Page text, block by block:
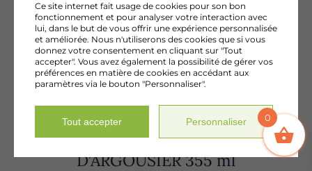
ARGOUILLE 355 ML
4,35$ + tx
KOMBUCHA À LA FEUILLE
D’ARGOUSIER 355 ml
Ce site internet fait usage de cookies pour son bon
fonctionnement et pour analyser votre interaction avec
lui, dans le but de vous offrir une expérience personnalisée
et améliorée. Nous n'utiliserons des cookies que si vous
donnez votre consentement en cliquant sur "Tout
accepter". Vous avez également la possibilité de gérer vos
préférences en matière de cookies en accédant aux
paramètres via le bouton "Personnaliser".
Tout accepter Personnaliser 0